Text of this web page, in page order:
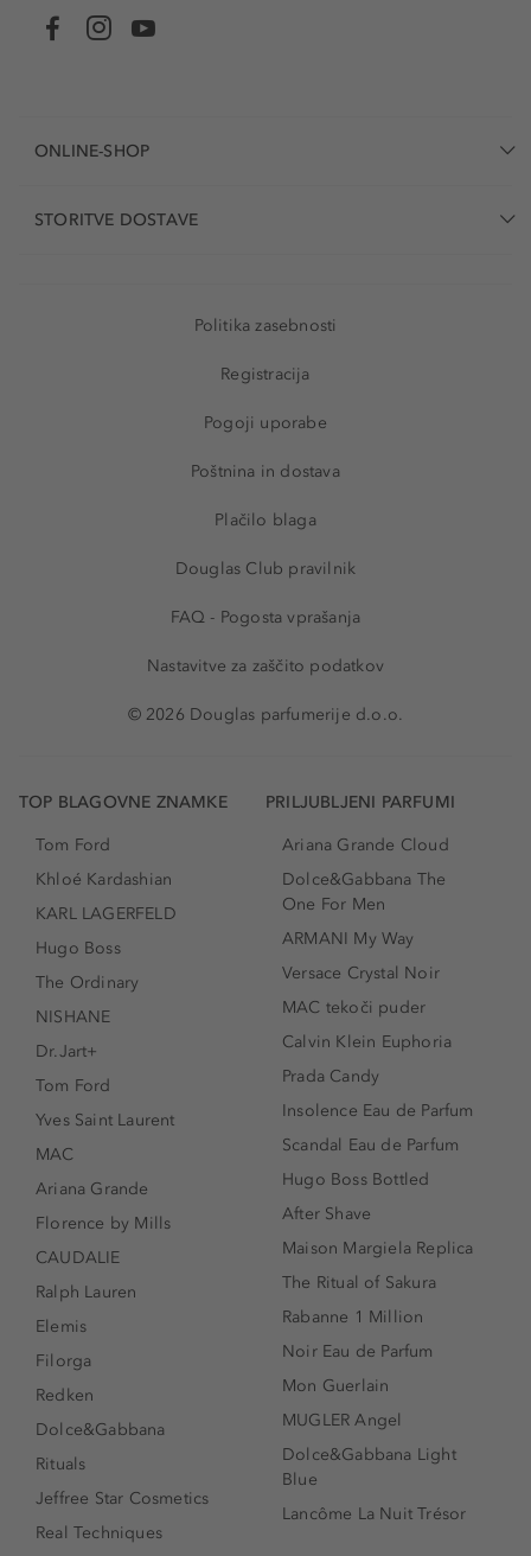
ONLINE-SHOP
STORITVE DOSTAVE
Politika zasebnosti
Registracija
Pogoji uporabe
Poštnina in dostava
Plačilo blaga
Douglas Club pravilnik
FAQ - Pogosta vprašanja
Nastavitve za zaščito podatkov
© 2026 Douglas parfumerije d.o.o.
TOP BLAGOVNE ZNAMKE
Tom Ford
Khloé Kardashian
KARL LAGERFELD
Hugo Boss
The Ordinary
NISHANE
Dr.Jart+
Tom Ford
Yves Saint Laurent
MAC
Ariana Grande
Florence by Mills
CAUDALIE
Ralph Lauren
Elemis
Filorga
Redken
Dolce&Gabbana
Rituals
Jeffree Star Cosmetics
Real Techniques
PRILJUBLJENI PARFUMI
Ariana Grande Cloud
Dolce&Gabbana The
One For Men
ARMANI My Way
Versace Crystal Noir
MAC tekoči puder
Calvin Klein Euphoria
Prada Candy
Insolence Eau de Parfum
Scandal Eau de Parfum
Hugo Boss Bottled
After Shave
Maison Margiela Replica
The Ritual of Sakura
Rabanne 1 Million
Noir Eau de Parfum
Mon Guerlain
MUGLER Angel
Dolce&Gabbana Light
Blue
Lancôme La Nuit Trésor